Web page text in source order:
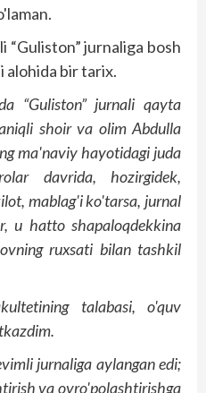
“Guliston” jurnaliga bosh
bir tarix.
“Guliston” jurnali qayta
shoir va olim Abdulla
ma'naviy hayotidagi juda
davrida, hozirgidek,
mablag'i ko'tarsa, jurnal
u hatto shapaloqdekkina
ruxsati bilan tashkil
talabasi, o'quv
jurnaliga aylangan edi;
va ovro'polashtirishga